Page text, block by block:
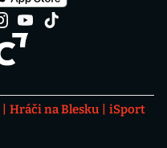
Hráči na Blesku
iSport